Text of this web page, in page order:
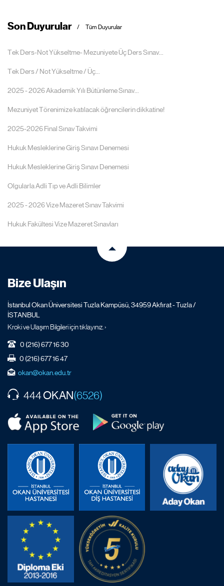
Son Duyurular Tüm Duyurular
Tek Ders-Not Yükseltme- Mezuniyete Üç Ders Sınav...
Tek Ders / Not Yükseltme / Üç...
2025 - 2026 Akademik Yılı Bütünleme Sınav...
Mezuniyet Törenimize katılacak öğrencilerin dikkatine!
2025-2026 Final Sınav Takvimi
Hukuk Mesleklerine Giriş Sınavı Denemesi
Hukuk Mesleklerine Giriş Sınavı Denemesi
Olgularla Adli Tıp ve Adli Bilimler
2025 - 2026 Vize Mazeret Sınav Takvimi
Hukuk Fakültesi Vize Mazeret Sınavları
Bize Ulaşın
İstanbul Okan Üniversitesi Tuzla Kampüsü, 34959 Akfırat - Tuzla /
İSTANBUL
Kroki ve Ulaşım Bilgileri için tıklayınız. ›
0 (216) 677 16 30
0 (216) 677 16 47
okan@okan.edu.tr
444OKAN(6526)